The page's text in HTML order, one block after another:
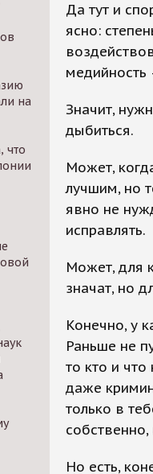
на
что
Да тут и
ясно:
медийность
Значит,
дыбиться.
Может,
лучшим, но
явно не
исправлять.
Может, для
значат, но
Конечно, у
Раньше не
то кто и
даже
только в
Но есть,